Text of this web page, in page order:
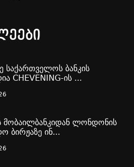
საქართველოს ბანკის
CHEVENING-ის ...
მობაილბანკიდან ლონდონის
ბირჟაზე ინ...